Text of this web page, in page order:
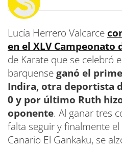
Lucía Herrero Valcarce
en el XLV Campeonato
de Karate que se celebró
barquenseganó el
Indira, otra deportista
0 y por último Ruth
oponente. Al ganar tres
falta seguir y finalmente
Canario El Gankaku, se